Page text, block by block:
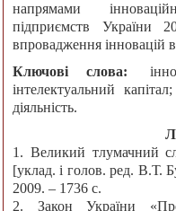
напрямами
підприємств України
впровадження інновацій в
Ключові слова:
інтелектуальний
діяльність.
1. Великий тлумачний
[уклад. і голов. ред. В.Т.
2009. – 1736 с.
2. Закон України «Про